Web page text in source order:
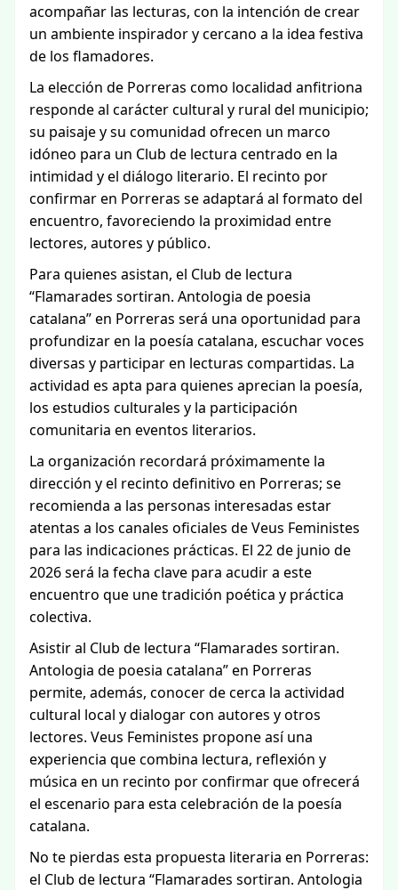
acompañar las lecturas, con la intención de crear
un ambiente inspirador y cercano a la idea festiva
de los flamadores.
La elección de Porreras como localidad anfitriona
responde al carácter cultural y rural del municipio;
su paisaje y su comunidad ofrecen un marco
idóneo para un Club de lectura centrado en la
intimidad y el diálogo literario. El recinto por
confirmar en Porreras se adaptará al formato del
encuentro, favoreciendo la proximidad entre
lectores, autores y público.
Para quienes asistan, el Club de lectura
“Flamarades sortiran. Antologia de poesia
catalana” en Porreras será una oportunidad para
profundizar en la poesía catalana, escuchar voces
diversas y participar en lecturas compartidas. La
actividad es apta para quienes aprecian la poesía,
los estudios culturales y la participación
comunitaria en eventos literarios.
La organización recordará próximamente la
dirección y el recinto definitivo en Porreras; se
recomienda a las personas interesadas estar
atentas a los canales oficiales de Veus Feministes
para las indicaciones prácticas. El 22 de junio de
2026 será la fecha clave para acudir a este
encuentro que une tradición poética y práctica
colectiva.
Asistir al Club de lectura “Flamarades sortiran.
Antologia de poesia catalana” en Porreras
permite, además, conocer de cerca la actividad
cultural local y dialogar con autores y otros
lectores. Veus Feministes propone así una
experiencia que combina lectura, reflexión y
música en un recinto por confirmar que ofrecerá
el escenario para esta celebración de la poesía
catalana.
No te pierdas esta propuesta literaria en Porreras:
el Club de lectura “Flamarades sortiran. Antologia